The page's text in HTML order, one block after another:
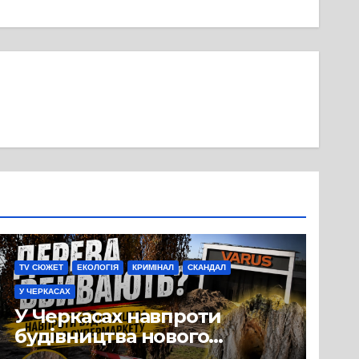
TV СЮЖЕТ ЕКОЛОГІЯ КРИМІНАЛ СКАНДАЛ
У ЧЕРКАСАХ
У Черкасах навпроти
будівництва нового